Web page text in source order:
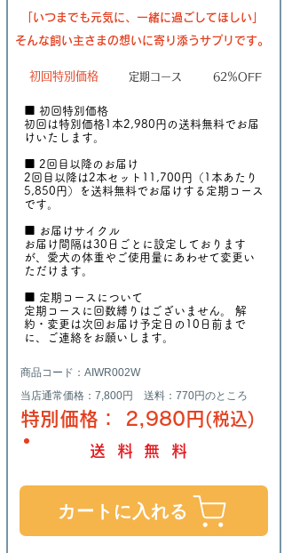
「いつまでも元気に、一緒に過ごしてほしい」
そんな飼い主さまの想いに寄り添うサプリです。
初回特別価格 定期コース 62％OFF
■ 初回特別価格
初回は特別価格1本2,980円の送料無料でお届
けいたします。
■ 2回目以降のお届け
2回目以降は2本セット11,700円（1本あたり
5,850円）を送料無料でお届けする定期コース
です。
■ お届けサイクル
お届け間隔は30日ごとに設定しております
が、愛犬の体重やご使用量にあわせて変更い
ただけます。
■ 定期コースについて
定期コースに回数縛りはございません。 解
約・変更は次回お届け予定日の10日前まで
に、ご連絡をお願いします。
商品コード：AIWR002W
当店通常価格：7,800円 送料：770円のところ
特別価格： 2,980 円 (税込)
送料無料
カートに入れる